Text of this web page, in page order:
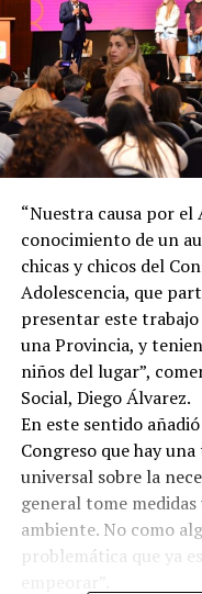
“Nuestra causa por
conocimiento de un
chicas y chicos del
Adolescencia, que
presentar este
una Provincia, y
niños del lugar”,
Social, Diego Álvarez.
En este sentido
Congreso que hay
universal sobre la
general tome
ambiente. No como
problemática que ya